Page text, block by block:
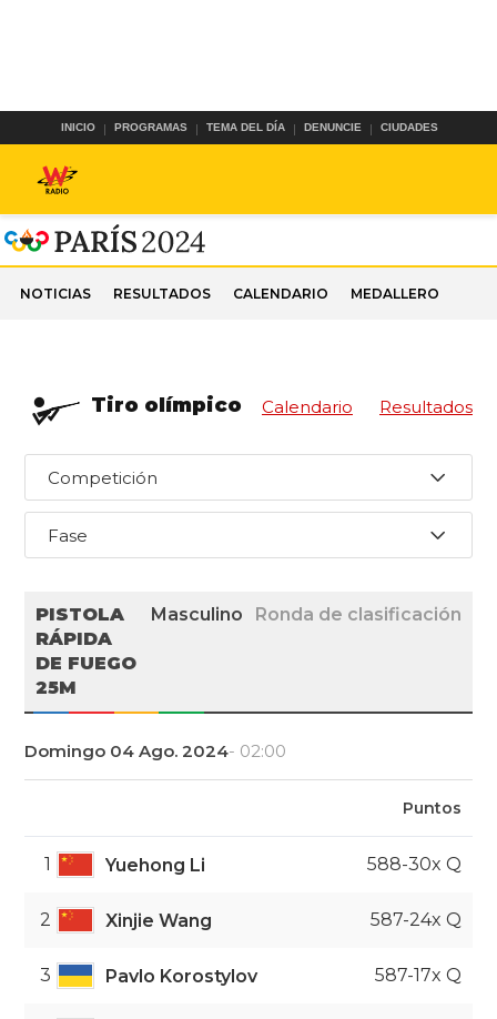
INICIO PROGRAMAS TEMA DEL DÍA DENUNCIE CIUDADES
NOTICIAS RESULTADOS CALENDARIO MEDALLERO
Tiro olímpico Calendario Resultados
Competición
Fase
PISTOLA
RÁPIDA
DE FUEGO
25M
Masculino Ronda de clasificación
Domingo 04 Ago. 2024- 02:00
Puntos
1 Yuehong Li 588-30x Q
2 Xinjie Wang 587-24x Q
3 Pavlo Korostylov 587-17x Q